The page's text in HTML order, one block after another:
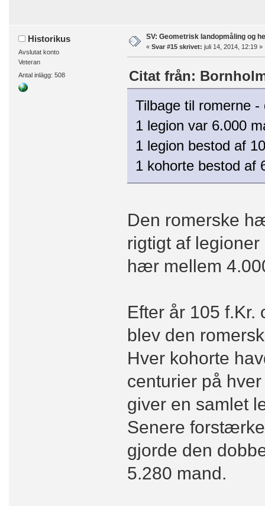
Historikus
Avslutat konto
Veteran
Antal inlägg: 508
SV: Geometrisk landopmåling og
« Svar #15 skrivet: juli 14, 2014, 12:19 »
Citat från:
Tilbage til romerne
1 legion var 6.000
1 legion bestod af
1 kohorte bestod af
Den romerske
rigtigt af
hær mellem
Efter år 105 f.Kr.
blev den
Hver kohorte
centurier på
giver en samlet
Senere
gjorde den
5.280 mand.